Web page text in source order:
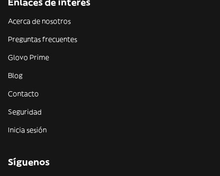
Acerca de nosotros
Preguntas frecuentes
Glovo Prime
Blog
Contacto
Seguridad
Inicia sesión
Síguenos